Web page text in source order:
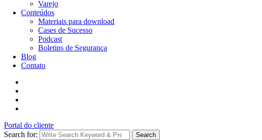
Varejo
Conteúdos
Materiais para download
Cases de Sucesso
Podcast
Boletins de Segurança
Blog
Contato
Portal do cliente
Search for:
Search